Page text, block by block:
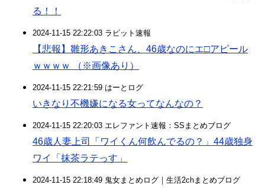
る！！
2024-11-15 22:22:03 ラビット速報
【悲報】雛形あきこさん、46歳なのにエ□アピール
ｗｗｗｗ （※画像あり）
2024-11-15 22:21:59 はーとログ
いきなり不機嫌になる女ってなんなの？
2024-11-15 22:20:03 エレファント速報：SSまとめブログ
46歳人妻上司「ワイくん何飲んでるの？」44歳独身
ワイ「抹茶ラテっす」
2024-11-15 22:18:49 鬼女まとめログ｜生活2chまとめブログ